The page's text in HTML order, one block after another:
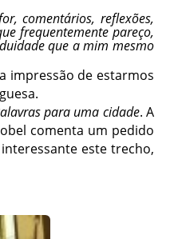
comentários, reflexões,
frequentemente pareço,
que a mim mesmo
impressão de estarmos
para uma cidade. A
comenta um pedido
interessante este trecho,